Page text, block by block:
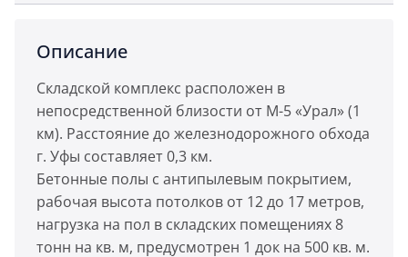
Описание
Складской комплекс расположен в
непосредственной близости от М-5 «Урал» (1
км). Расстояние до железнодорожного обхода
г. Уфы составляет 0,3 км.
Бетонные полы с антипылевым покрытием,
рабочая высота потолков от 12 до 17 метров,
нагрузка на пол в складских помещениях 8
тонн на кв. м, предусмотрен 1 док на 500 кв. м.